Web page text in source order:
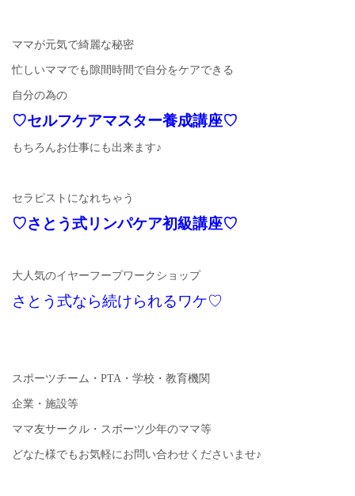
ママが元気で綺麗な秘密
忙しいママでも隙間時間で自分をケアできる
自分の為の
♡セルフケアマスター養成講座♡
もちろんお仕事にも出来ます♪
セラピストになれちゃう
♡さとう式リンパケア初級講座♡
大人気のイヤーフープワークショップ
さとう式なら続けられるワケ♡
スポーツチーム・PTA・学校・教育機関
企業・施設等
ママ友サークル・スポーツ少年のママ等
どなた様でもお気軽にお問い合わせくださいませ♪